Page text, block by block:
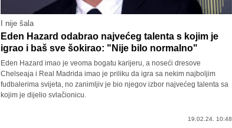
I nije šala
Eden Hazard odabrao najvećeg talenta s kojim je
igrao i baš sve šokirao: "Nije bilo normalno"
Eden Hazard imao je veoma bogatu karijeru, a noseći dresove
Chelseaja i Real Madrida imao je priliku da igra sa nekim najboljim
fudbalerima svijeta, no zanimljiv je bio njegov izbor najvećeg talenta sa
kojim je dijelio svlačionicu.
19.02.24. 10:48